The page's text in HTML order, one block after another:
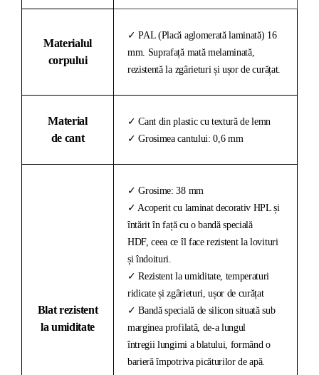
Materialul
corpului
✓ PAL (Placă aglomerată laminată) 16
mm. Suprafață mată melaminată,
rezistentă la zgârieturi și ușor de curățat.
Material
de cant
✓ Cant din plastic cu textură de lemn
✓ Grosimea cantului: 0,6 mm
Blat rezistent
la umiditate
✓ Grosime: 38 mm
✓ Acoperit cu laminat decorativ HPL și
întărit în față cu o bandă specială
HDF, ceea ce îl face rezistent la lovituri
și îndoituri.
✓ Rezistent la umiditate, temperaturi
ridicate și zgârieturi, ușor de curățat
✓ Bandă specială de silicon situată sub
marginea profilată, de-a lungul
întregii lungimi a blatului, formând o
barieră împotriva picăturilor de apă.